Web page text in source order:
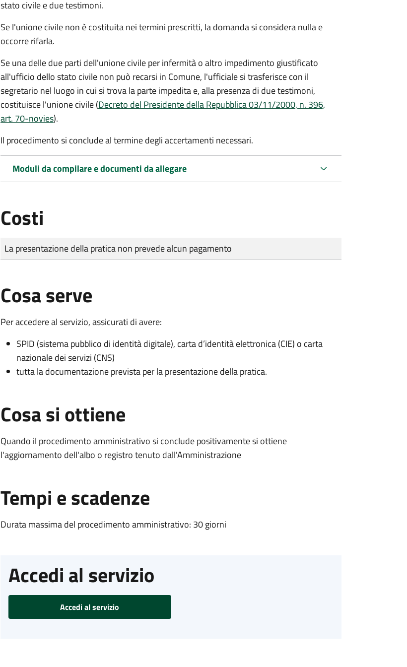
stato civilee due testimoni.
Se l'unione civile non è costituita nei termini prescritti, la domanda si considera nulla e
occorre rifarla.
Se una delle due parti dell'unione civile per infermità o altro impedimento giustificato
all'ufficio dello stato civile non può recarsi in Comune, l'ufficiale si trasferisce con il
segretario nel luogo in cui si trova la parte impedita e, alla presenza di due testimoni,
costituisce l'unione civile (Decreto del Presidente della Repubblica 03/11/2000, n. 396,
art. 70-novies).
Il procedimento si conclude al termine degli accertamenti necessari.
Moduli da compilare e documenti da allegare
Costi
Tipo di pagamento
Importo
La presentazione della pratica non prevede alcun pagamento
Cosa serve
Per accedere al servizio, assicurati di avere:
SPID (sistema pubblico di identità digitale), carta d’identità elettronica (CIE) o carta
nazionale dei servizi (CNS)
tutta la documentazione prevista per la presentazione della pratica.
Cosa si ottiene
Quando il procedimento amministrativo si conclude positivamente si ottiene
l'aggiornamento dell'albo o registro tenuto dall'Amministrazione
Tempi e scadenze
Durata massima del procedimento amministrativo: 30 giorni
Accedi al servizio
Accedi al servizio